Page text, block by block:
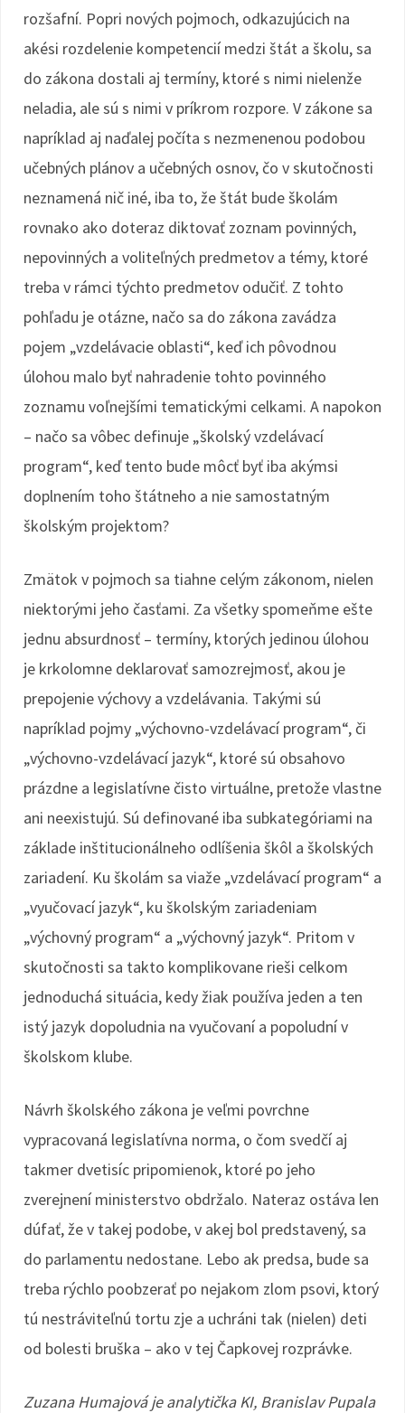
rozšafní. Popri nových pojmoch, odkazujúcich na
akési rozdelenie kompetencií medzi štát a školu, sa
do zákona dostali aj termíny, ktoré s nimi nielenže
neladia, ale sú s nimi v príkrom rozpore. V zákone sa
napríklad aj naďalej počíta s nezmenenou podobou
učebných plánov a učebných osnov, čo v skutočnosti
neznamená nič iné, iba to, že štát bude školám
rovnako ako doteraz diktovať zoznam povinných,
nepovinných a voliteľných predmetov a témy, ktoré
treba v rámci týchto predmetov odučiť. Z tohto
pohľadu je otázne, načo sa do zákona zavádza
pojem „vzdelávacie oblasti“, keď ich pôvodnou
úlohou malo byť nahradenie tohto povinného
zoznamu voľnejšími tematickými celkami. A napokon
– načo sa vôbec definuje „školský vzdelávací
program“, keď tento bude môcť byť iba akýmsi
doplnením toho štátneho a nie samostatným
školským projektom?
Zmätok v pojmoch sa tiahne celým zákonom, nielen
niektorými jeho časťami. Za všetky spomeňme ešte
jednu absurdnosť – termíny, ktorých jedinou úlohou
je krkolomne deklarovať samozrejmosť, akou je
prepojenie výchovy a vzdelávania. Takými sú
napríklad pojmy „výchovno-vzdelávací program“, či
„výchovno-vzdelávací jazyk“, ktoré sú obsahovo
prázdne a legislatívne čisto virtuálne, pretože vlastne
ani neexistujú. Sú definované iba subkategóriami na
základe inštitucionálneho odlíšenia škôl a školských
zariadení. Ku školám sa viaže „vzdelávací program“ a
„vyučovací jazyk“, ku školským zariadeniam
„výchovný program“ a „výchovný jazyk“. Pritom v
skutočnosti sa takto komplikovane rieši celkom
jednoduchá situácia, kedy žiak používa jeden a ten
istý jazyk dopoludnia na vyučovaní a popoludní v
školskom klube.
Návrh školského zákona je veľmi povrchne
vypracovaná legislatívna norma, o čom svedčí aj
takmer dvetisíc pripomienok, ktoré po jeho
zverejnení ministerstvo obdržalo. Nateraz ostáva len
dúfať, že v takej podobe, v akej bol predstavený, sa
do parlamentu nedostane. Lebo ak predsa, bude sa
treba rýchlo poobzerať po nejakom zlom psovi, ktorý
tú nestráviteľnú tortu zje a uchráni tak (nielen) deti
od bolesti bruška – ako v tej Čapkovej rozprávke.
Zuzana Humajová je analytička KI, Branislav Pupala